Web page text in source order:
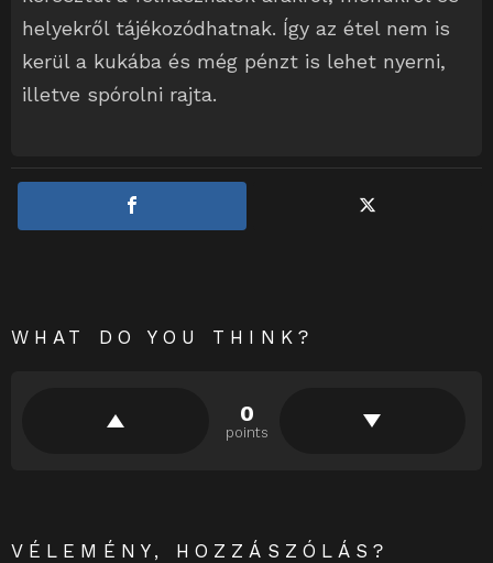
helyekről tájékozódhatnak. Így az étel nem is
kerül a kukába és még pénzt is lehet nyerni,
illetve spórolni rajta.
WHAT DO YOU THINK?
0
points
VÉLEMÉNY, HOZZÁSZÓLÁS?